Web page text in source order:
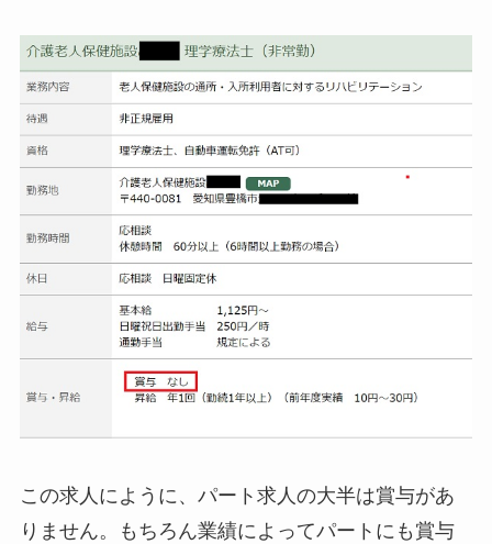
この求人にように、パート求人の大半は賞与があ
りません。もちろん業績によってパートにも賞与